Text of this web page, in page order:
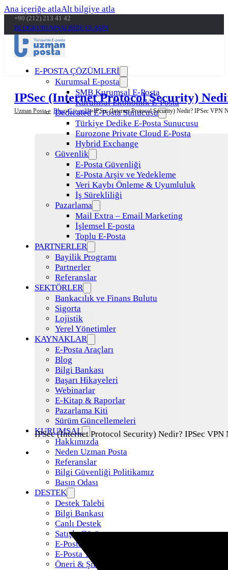
Ana içeriğe atlaAlt bilgiye atla
+90 (212) 213 41 42
BLOGKURUMSALBİZE ULAŞIN
E-POSTA ÇÖZÜMLERİ
Kurumsal E-posta
SMB Kurumsal E-Posta
Kurumsal Ekonomik E-Posta
Dedicated E-Posta Sunucusu
Türkiye Dedike E-Posta Sunucusu
Eurozone Private Cloud E-Posta
Hybrid Exchange
Güvenlik
E-Posta Güvenliği
E-Posta Arşiv ve Yedekleme
Veri Kaybı Önleme & Uyumluluk
İş Sürekliliği
Pazarlama
Mail Extra – Email Marketing
İşlemsel E-posta
Toplu E-Posta
PARTNERLER
Bayilik Programı
Partnerler
Referanslar
SEKTÖRLER
Bankacılık ve Finans Bulutu
Sigorta
Lojistik
Yerel Yönetimler
KAYNAKLAR
E-Posta Araçları
Blog
Bilgi Bankası
Başarı Hikayeleri
Webinarlar
E-Kitap & Raporlar
Pazarlama Kiti
Sürüm Güncellemeleri
KURUMSAL
Hakkımızda
Neden Uzman Posta
Referanslar
Bilgi Güvenliği Politikamız
Basın Odası
DESTEK
Destek Talebi
Bilgi Bankası
Canlı Destek
Satışla Görüş
E-Posta Taşıma
E-Posta Yönetimi
Öneri & Şikayet
IPSec (Internet Protocol Security)
Uzman Posta » Blog Güvenlik IPSec (Internet Protocol Security) Nedir? IPSec VPN
IPSec (Internet Protocol Security) Nedir? IPSec VPN